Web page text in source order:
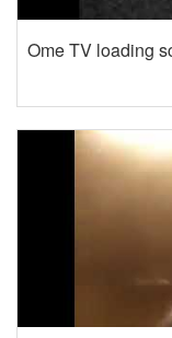
Ome TV loading